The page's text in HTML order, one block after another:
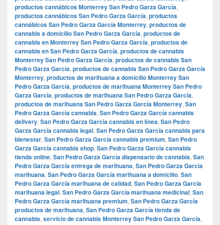
productos cannábicos Monterrey San Pedro Garza García,
productos cannábicos San Pedro Garza García, productos
cannábicos San Pedro Garza García Monterrey, productos de
cannabis a domicilio San Pedro Garza García, productos de
cannabis en Monterrey San Pedro Garza García, productos de
cannabis en San Pedro Garza García, productos de cannabis
Monterrey San Pedro Garza García, productos de cannabis San
Pedro Garza García, productos de cannabis San Pedro Garza García
Monterrey, productos de marihuana a domicilio Monterrey San
Pedro Garza García, productos de marihuana Monterrey San Pedro
Garza García, productos de marihuana San Pedro Garza García,
productos de marihuana San Pedro Garza García Monterrey, San
Pedro Garza García cannabis, San Pedro Garza García cannabis
delivery, San Pedro Garza García cannabis en línea, San Pedro
Garza García cannabis legal, San Pedro Garza García cannabis para
bienestar, San Pedro Garza García cannabis premium, San Pedro
Garza García cannabis shop, San Pedro Garza García cannabis
tienda online, San Pedro Garza García dispensario de cannabis, San
Pedro Garza García entrega de marihuana, San Pedro Garza García
marihuana, San Pedro Garza García marihuana a domicilio, San
Pedro Garza García marihuana de calidad, San Pedro Garza García
marihuana legal, San Pedro Garza García marihuana medicinal, San
Pedro Garza García marihuana premium, San Pedro Garza García
productos de marihuana, San Pedro Garza García tienda de
cannabis, servicio de cannabis Monterrey San Pedro Garza García,